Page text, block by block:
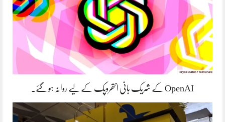
OpenAI کے شریک بانی انتھروپک کے لیے روانہ ہو گئے۔